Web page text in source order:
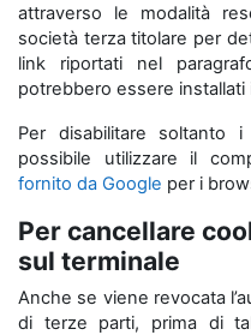
attraverso le modalità
società terza titolare per
link riportati nel
potrebbero essere installati
Per disabilitare soltanto
possibile utilizzare il
fornito da Google per i
Per cancellare
sul terminale
Anche se viene revocata
di terze parti, prima di